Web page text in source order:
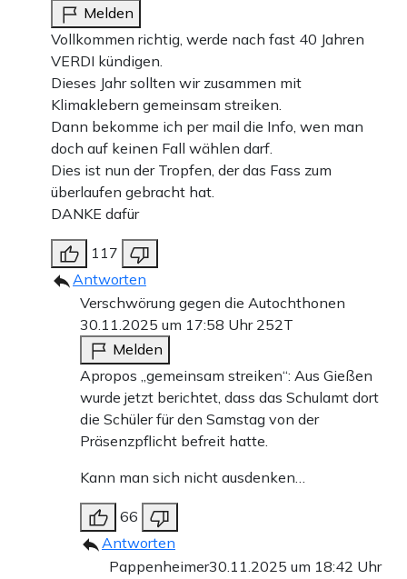
Melden
Vollkommen richtig, werde nach fast 40 Jahren
VERDI kündigen.
Dieses Jahr sollten wir zusammen mit
Klimaklebern gemeinsam streiken.
Dann bekomme ich per mail die Info, wen man
doch auf keinen Fall wählen darf.
Dies ist nun der Tropfen, der das Fass zum
überlaufen gebracht hat.
DANKE dafür
117
Antworten
Verschwörung gegen die Autochthonen
30.11.2025 um 17:58 Uhr 252T
Melden
Apropos „gemeinsam streiken“: Aus Gießen
wurde jetzt berichtet, dass das Schulamt dort
die Schüler für den Samstag von der
Präsenzpflicht befreit hatte.
Kann man sich nicht ausdenken…
66
Antworten
Pappenheimer30.11.2025 um 18:42 Uhr